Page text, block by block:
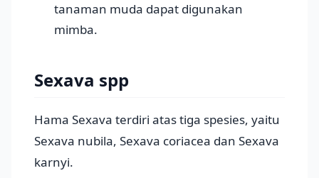
tanaman muda dapat digunakan
mimba.
Sexava spp
Hama Sexava terdiri atas tiga spesies, yaitu
Sexava nubila, Sexava coriacea dan Sexava
karnyi.